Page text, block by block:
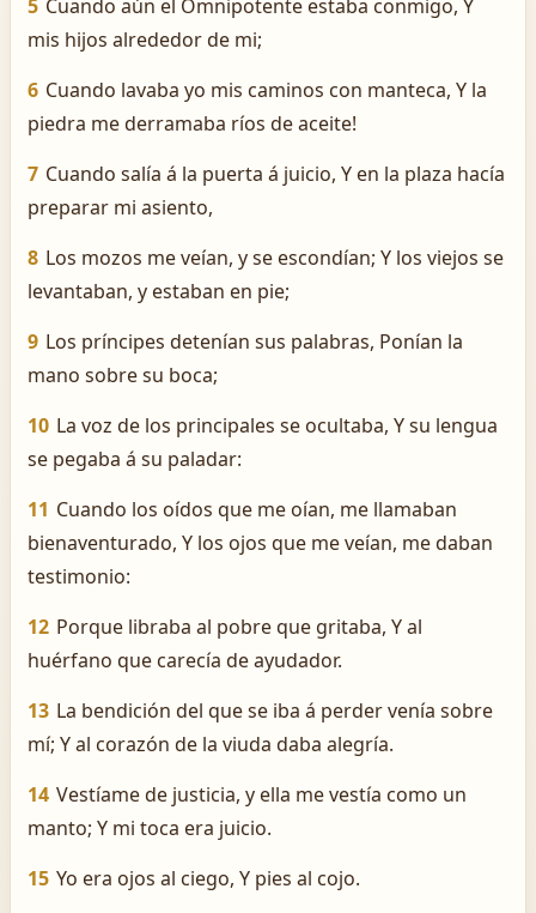
5 Cuando aún el Omnipotente estaba conmigo, Y
mis hijos alrededor de mi;
6 Cuando lavaba yo mis caminos con manteca, Y la
piedra me derramaba ríos de aceite!
7 Cuando salía á la puerta á juicio, Y en la plaza hacía
preparar mi asiento,
8 Los mozos me veían, y se escondían; Y los viejos se
levantaban, y estaban en pie;
9 Los príncipes detenían sus palabras, Ponían la
mano sobre su boca;
10 La voz de los principales se ocultaba, Y su lengua
se pegaba á su paladar:
11 Cuando los oídos que me oían, me llamaban
bienaventurado, Y los ojos que me veían, me daban
testimonio:
12 Porque libraba al pobre que gritaba, Y al
huérfano que carecía de ayudador.
13 La bendición del que se iba á perder venía sobre
mí; Y al corazón de la viuda daba alegría.
14 Vestíame de justicia, y ella me vestía como un
manto; Y mi toca era juicio.
15 Yo era ojos al ciego, Y pies al cojo.